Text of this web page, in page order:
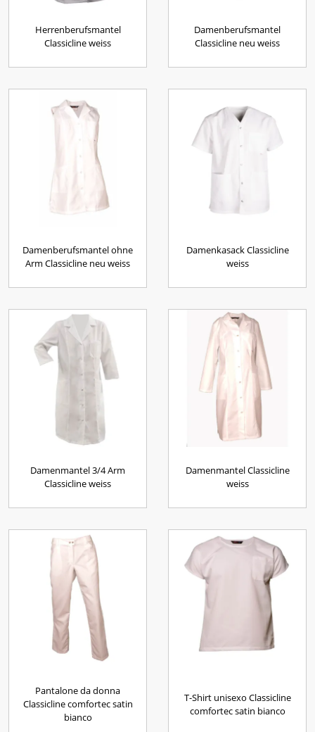
Herrenberufsmantel
Classicline weiss
Damenberufsmantel
Classicline neu weiss
Damenberufsmantel ohne
Arm Classicline neu weiss
Damenkasack Classicline
weiss
Damenmantel 3/4 Arm
Classicline weiss
Damenmantel Classicline
weiss
Pantalone da donna
Classicline comfortec satin
bianco
T-Shirt unisexo Classicline
comfortec satin bianco